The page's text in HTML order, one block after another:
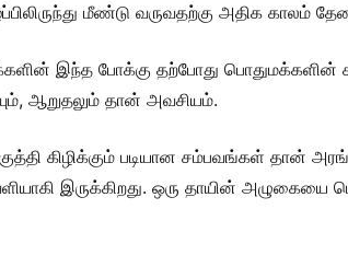
மீண்டு வருவதற்கு அதிக காலம்
இந்த போக்கு தற்போது பொதுமக்களின்
ஆறுதலும் தான் அவசியம்.
கிழிக்கும் படியான சம்பவங்கள் தான்
இருக்கிறது. ஒரு தாயின் அழுகையை